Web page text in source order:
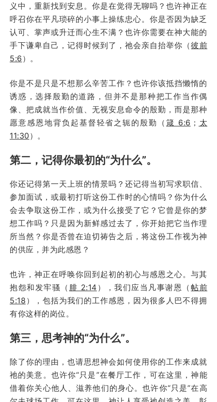
义中，重新找到安息。你是在觉得无聊吗？也许神正在
呼召你在平凡琐碎的小事上操练忠心。你是否因为缺乏
认可、掌声或升迁而心生不满？也许你需要在神大能的
手下谦卑自己，记得时候到了，祂会亲自抬举你（彼前
5:6 ）。
你是不是只是不想那么辛苦工作？也许你该抵挡懒惰的
诱惑，选择殷勤的道路，但并不是那种把工作当作偶
像、把成就当作价值、无视安息命令的殷勤，而是那种
愿意感恩地背负起基督轻省之轭的殷勤（箴 6:6 ； 太
11:30 ）。
第二，记得你最初的“为什么”。
你还记得第一天上班的情景吗？还记得当初写求职信、
参加面试，或最初打听这份工作时的心情吗？你为什么
会去争取这份工作，或为什么接受了它？它曾是你的梦
想工作吗？只是因为新鲜感过去了，你开始把它当作理
所当然？你是否曾在迫切祷告之后，将这份工作视为神
的供应，并为此感恩？
也许，神正在呼唤你回到起初的初心与感恩之心。与其
抱怨和发牢骚（ 腓 2:14 ），我们应当凡事谢恩（ 帖前
5:18 ），包括为我们的工作感恩，因为很多人巴不得拥
有你这样的岗位。
第三，思考神的“为什么”。
除了你的理由，也请思想神会如何使用你的工作来成就
祂的美意。也许你“只是”在餐厅工作，可在这里，神能
借着你关心他人、滋养他们的身心。也许你“只是”在高